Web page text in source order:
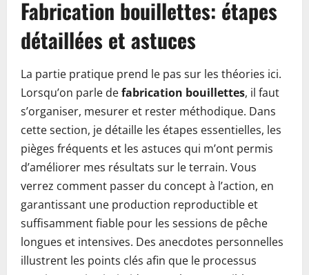
Fabrication bouillettes: étapes
détaillées et astuces
La partie pratique prend le pas sur les théories ici.
Lorsqu’on parle defabrication bouillettes, il faut
s’organiser, mesurer et rester méthodique. Dans
cette section, je détaille les étapes essentielles, les
pièges fréquents et les astuces qui m’ont permis
d’améliorer mes résultats sur le terrain. Vous
verrez comment passer du concept à l’action, en
garantissant une production reproductible et
suffisamment fiable pour les sessions de pêche
longues et intensives. Des anecdotes personnelles
illustrent les points clés afin que le processus